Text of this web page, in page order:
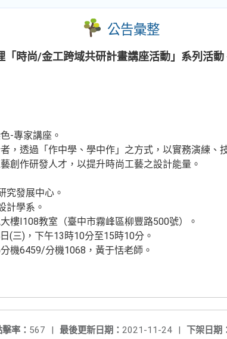
公告彙整
時尚/金工跨域共研計畫講座活動」系列活動
-專家講座。
，透過「作中學、學中作」之方式，以實務演練、
創作研發人才，以提升時尚工藝之設計能量。
究發展中心。
計學系。
樓I108教室（臺中市霧峰區柳豐路500號）。
(三)，下午13時10分至15時10分。
機6459/分機1068，黃于恬老師。
下架日期
最後更新日期： 2021-11-24 |
率： 567 |